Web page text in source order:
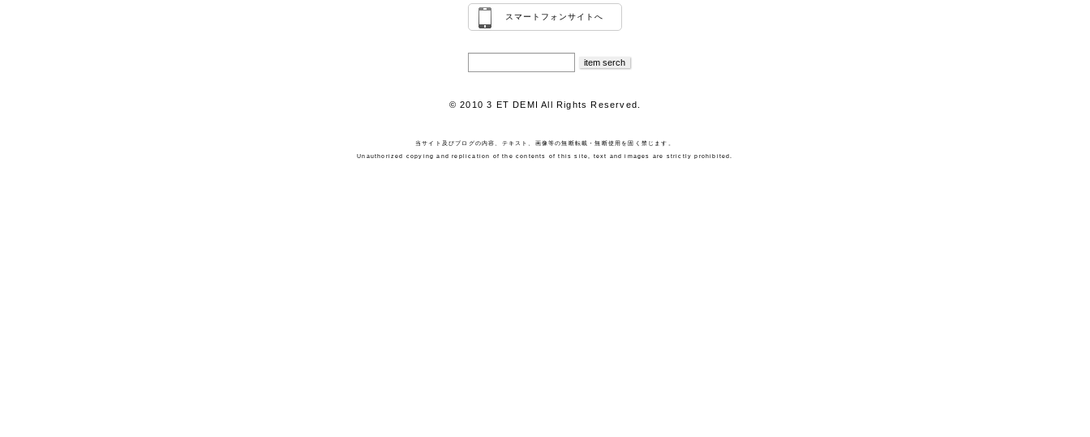
スマートフォンサイトへ
© 2010 3 ET DEMI All Rights Reserved.
当サイト及びブログの内容、テキスト、画像等の無断転載・無断使用を固く禁じます。
Unauthorized copying and replication of the contents of this site, text and images are strictly prohibited.